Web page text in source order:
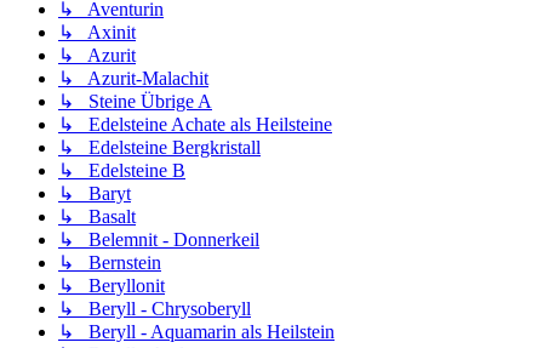
↳ Aventurin
↳ Axinit
↳ Azurit
↳ Azurit-Malachit
↳ Steine Übrige A
↳ Edelsteine Achate als Heilsteine
↳ Edelsteine Bergkristall
↳ Edelsteine B
↳ Baryt
↳ Basalt
↳ Belemnit - Donnerkeil
↳ Bernstein
↳ Beryllonit
↳ Beryll - Chrysoberyll
↳ Beryll - Aquamarin als Heilstein